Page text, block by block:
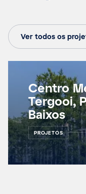
Ver todos os
Centro
Tergooi,
Baixos
PROJETOS